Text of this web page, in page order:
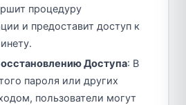
процедуру
и предоставит доступ к
Доступа: В
пароля или других
пользователи могут